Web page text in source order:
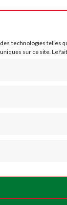
technologies telles
sur ce site. Le